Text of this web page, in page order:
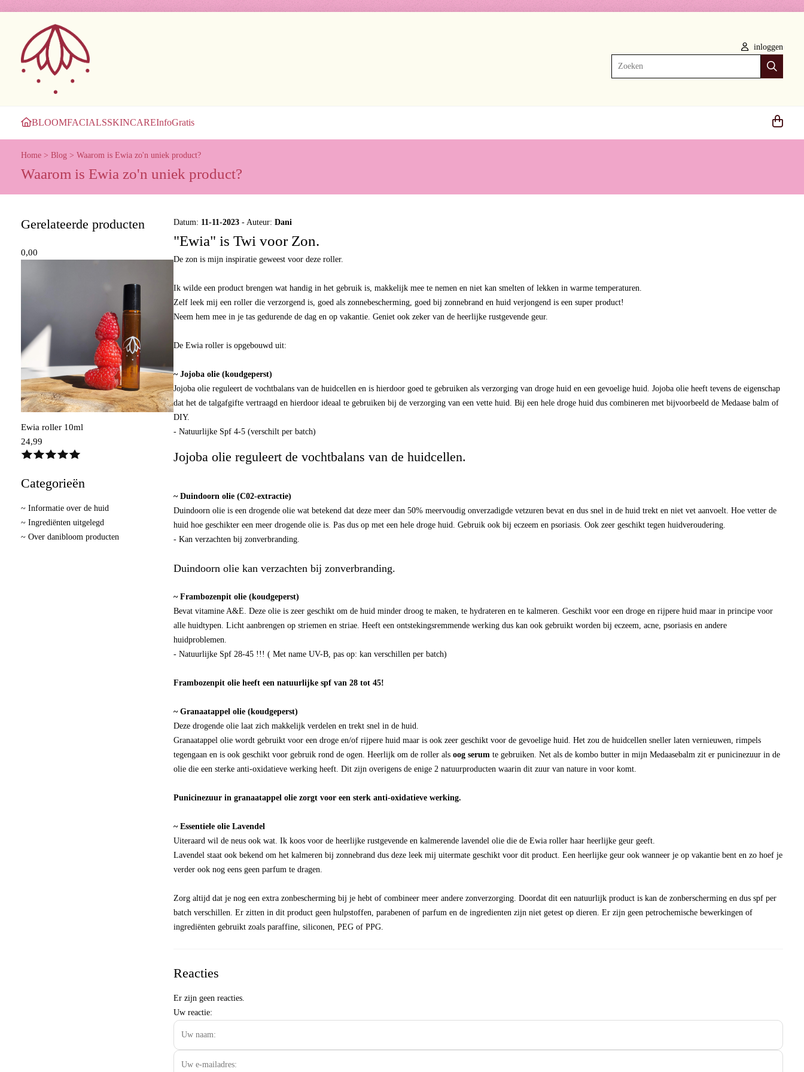
inloggen
BLOOMFACIALSSKINCAREInfoGratis
Home > Blog > Waarom is Ewia zo'n uniek product?
Waarom is Ewia zo'n uniek product?
Gerelateerde producten
0,00
Ewia roller 10ml
24,99
Categorieën
~ Informatie over de huid
~ Ingrediënten uitgelegd
~ Over danibloom producten
Datum: 11-11-2023- Auteur: Dani
"Ewia" is Twi voor Zon.
De zon is mijn inspiratie geweest voor deze roller.
Ik wilde een product brengen wat handig in het gebruik is, makkelijk mee te nemen en niet kan smelten of lekken in warme temperaturen.
Zelf leek mij een roller die verzorgend is, goed als zonnebescherming, goed bij zonnebrand en huid verjongend is een super product!
Neem hem mee in je tas gedurende de dag en op vakantie. Geniet ook zeker van de heerlijke rustgevende geur.
De Ewia roller is opgebouwd uit:
~ Jojoba olie (koudgeperst)
Jojoba olie reguleert de vochtbalans van de huidcellen en is hierdoor goed te gebruiken als verzorging van droge huid en een gevoelige huid. Jojoba olie heeft tevens de eigenschap
dat het de talgafgifte vertraagd en hierdoor ideaal te gebruiken bij de verzorging van een vette huid. Bij een hele droge huid dus combineren met bijvoorbeeld de Medaase balm of
DIY.
- Natuurlijke Spf 4-5 (verschilt per batch)
Jojoba olie reguleert de vochtbalans van de huidcellen.
~ Duindoorn olie (C02-extractie)
Duindoorn olie is een drogende olie wat betekend dat deze meer dan 50% meervoudig onverzadigde vetzuren bevat en dus snel in de huid trekt en niet vet aanvoelt. Hoe vetter de
huid hoe geschikter een meer drogende olie is. Pas dus op met een hele droge huid. Gebruik ook bij eczeem en psoriasis. Ook zeer geschikt tegen huidveroudering.
- Kan verzachten bij zonverbranding.
Duindoorn olie kan verzachten bij zonverbranding.
~ Frambozenpit olie (koudgeperst)
Bevat vitamine A&E. Deze olie is zeer geschikt om de huid minder droog te maken, te hydrateren en te kalmeren. Geschikt voor een droge en rijpere huid maar in principe voor
alle huidtypen. Licht aanbrengen op striemen en striae. Heeft een ontstekingsremmende werking dus kan ook gebruikt worden bij eczeem, acne, psoriasis en andere
huidproblemen.
- Natuurlijke Spf 28-45 !!! ( Met name UV-B, pas op: kan verschillen per batch)
Frambozenpit olie heeft een natuurlijke spf van 28 tot 45!
~ Granaatappel olie (koudgeperst)
Deze drogende olie laat zich makkelijk verdelen en trekt snel in de huid.
Granaatappel olie wordt gebruikt voor een droge en/of rijpere huid maar is ook zeer geschikt voor de gevoelige huid. Het zou de huidcellen sneller laten vernieuwen, rimpels
tegengaan en is ook geschikt voor gebruik rond de ogen. Heerlijk om de roller als oog serumte gebruiken. Net als de kombo butter in mijn Medaasebalm zit er punicinezuur in de
olie die een sterke anti-oxidatieve werking heeft. Dit zijn overigens de enige 2 natuurproducten waarin dit zuur van nature in voor komt.
Punicinezuur in granaatappel olie zorgt voor een sterk anti-oxidatieve werking.
~ Essentiele olie Lavendel
Uiteraard wil de neus ook wat. Ik koos voor de heerlijke rustgevende en kalmerende lavendel olie die de Ewia roller haar heerlijke geur geeft.
Lavendel staat ook bekend om het kalmeren bij zonnebrand dus deze leek mij uitermate geschikt voor dit product. Een heerlijke geur ook wanneer je op vakantie bent en zo hoef je
verder ook nog eens geen parfum te dragen.
Zorg altijd dat je nog een extra zonbescherming bij je hebt of combineer meer andere zonverzorging. Doordat dit een natuurlijk product is kan de zonberscherming en dus spf per
batch verschillen. Er zitten in dit product geen hulpstoffen, parabenen of parfum en de ingredienten zijn niet getest op dieren. Er zijn geen petrochemische bewerkingen of
ingrediënten gebruikt zoals paraffine, siliconen, PEG of PPG.
Reacties
Er zijn geen reacties.
Uw reactie: